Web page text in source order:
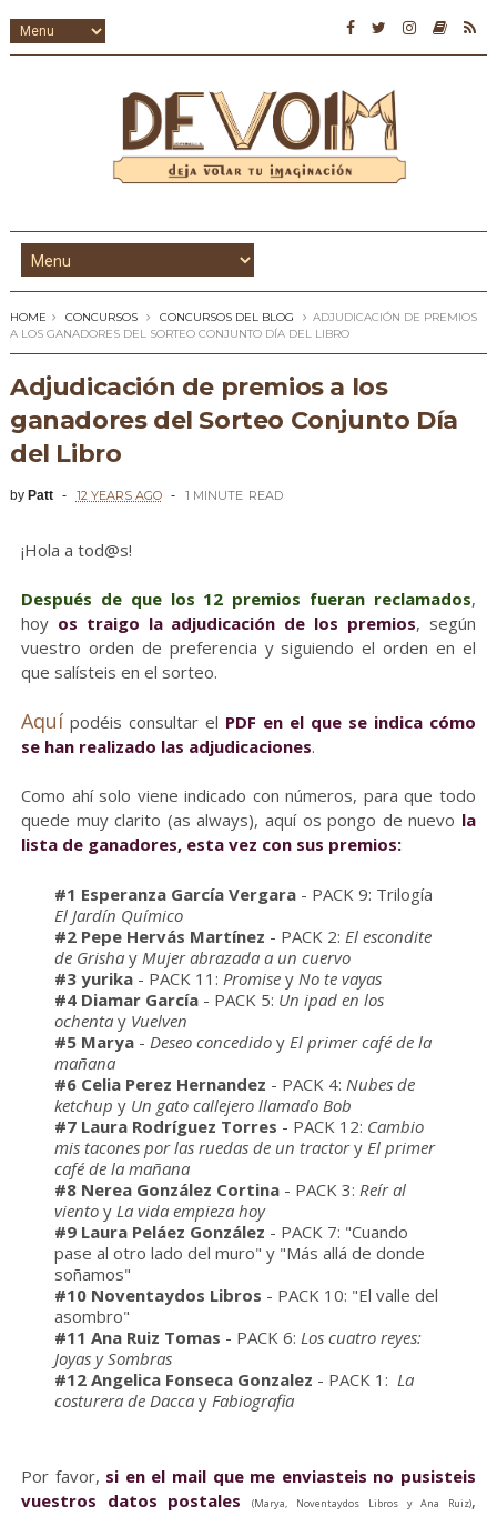
HOME CONCURSOS CONCURSOS DEL BLOG
ADJUDICACIÓN DE PREMIOS
A LOS GANADORES DEL SORTEO CONJUNTO DÍA DEL LIBRO
Adjudicación de premios a los
ganadores del Sorteo Conjunto Día
del Libro
by Patt 12 YEARS AGO 1 MINUTE READ
¡Hola a tod@s!
Después de que los 12 premios fueran reclamados,
hoy os traigo la adjudicación de los premios, según
vuestro orden de preferencia y siguiendo el orden en el
que salísteis en el sorteo.
Aquípodéis consultar el PDF en el que se indica cómo
se han realizado las adjudicaciones.
Como ahí solo viene indicado con números, para que todo
quede muy clarito (as always), aquí os pongo de nuevo la
lista de ganadores, esta vez con sus premios:
#1 Esperanza García Vergara- PACK 9: Trilogía
El Jardín Químico
#2 Pepe Hervás Martínez - PACK 2: El escondite
de Grishay Mujer abrazada a un cuervo
#3 yurika - PACK 11: Promisey No te vayas
#4 Diamar García- PACK 5: Un ipad en los
ochentay Vuelven
#5 Marya- Deseo concedidoy El primer café de la
mañana
#6 Celia Perez Hernandez - PACK 4: Nubes de
ketchup y Un gato callejero llamado Bob
#7 Laura Rodríguez Torres - PACK 12: Cambio
mis tacones por las ruedas de un tractory El primer
café de la mañana
#8 Nerea González Cortina- PACK 3: Reír al
vientoy La vida empieza hoy
#9 Laura Peláez González - PACK 7: "Cuando
pase al otro lado del muro" y "Más allá de donde
soñamos"
#10 Noventaydos Libros - PACK 10: "El valle del
asombro"
#11 Ana Ruiz Tomas - PACK 6: Los cuatro reyes:
Joyas y Sombras
#12 Angelica Fonseca Gonzalez - PACK 1: La
costurera de Daccay Fabiografia
Por favor, si en el mail que me enviasteis no pusisteis
vuestros datos postales
(Marya, Noventaydos Libros y Ana Ruiz),